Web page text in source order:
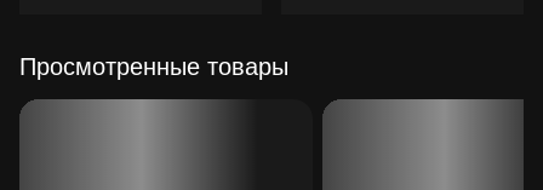
Просмотренные товары